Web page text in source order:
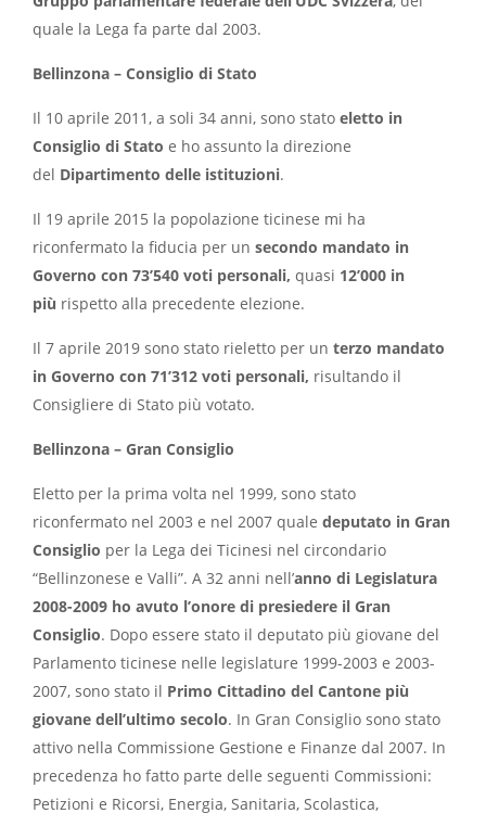
quale la Lega fa parte dal 2003.
Bellinzona – Consiglio di Stato
Il 10 aprile 2011, a soli 34 anni, sono stato eletto in
Consiglio di Stato e ho assunto la direzione
del Dipartimento delle istituzioni.
Il 19 aprile 2015 la popolazione ticinese mi ha
riconfermato la fiducia per un secondo mandato in
Governo con 73’540 voti personali, quasi 12’000 in
più rispetto alla precedente elezione.
Il 7 aprile 2019 sono stato rieletto per un terzo mandato
in Governo con 71’312 voti personali, risultando il
Consigliere di Stato più votato.
Bellinzona – Gran Consiglio
Eletto per la prima volta nel 1999, sono stato
riconfermato nel 2003 e nel 2007 quale deputato in Gran
Consiglio per la Lega dei Ticinesi nel circondario
“Bellinzonese e Valli”. A 32 anni nell’anno di Legislatura
2008-2009 ho avuto l’onore di presiedere il Gran
Consiglio. Dopo essere stato il deputato più giovane del
Parlamento ticinese nelle legislature 1999-2003 e 2003-
2007, sono stato il Primo Cittadino del Cantone più
giovane dell’ultimo secolo. In Gran Consiglio sono stato
attivo nella Commissione Gestione e Finanze dal 2007. In
precedenza ho fatto parte delle seguenti Commissioni:
Petizioni e Ricorsi, Energia, Sanitaria, Scolastica,